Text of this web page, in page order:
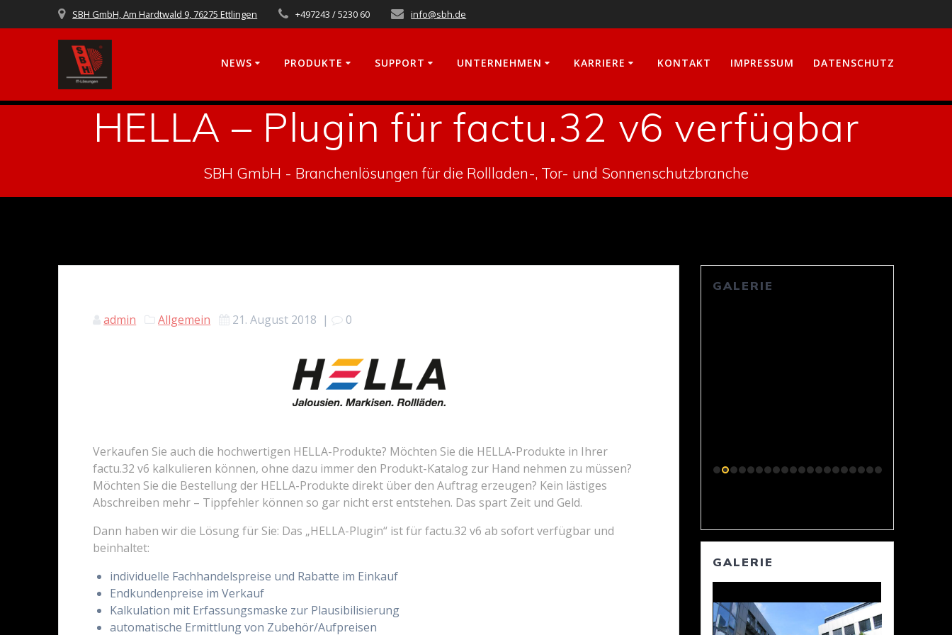
to
SBH GmbH, Am Hardtwald 9, 76275 Ettlingen +497243 / 5230 60 info@sbh.de
NEWS PRODUKTE SUPPORT UNTERNEHMEN KARRIERE KONTAKT IMPRESSUM DATENSCHUTZ
HELLA – Plugin für factu.32 v6 verfügbar
SBH GmbH - Branchenlösungen für die Rollladen-, Tor- und Sonnenschutzbranche
admin Allgemein 21. August 2018 | 0
Verkaufen Sie auch die hochwertigen HELLA-Produkte? Möchten Sie die HELLA-Produkte in Ihrer
factu.32 v6 kalkulieren können, ohne dazu immer den Produkt-Katalog zur Hand nehmen zu müssen?
Möchten Sie die Bestellung der HELLA-Produkte direkt über den Auftrag erzeugen? Kein lästiges
Abschreiben mehr – Tippfehler können so gar nicht erst entstehen. Das spart Zeit und Geld.
Dann haben wir die Lösung für Sie: Das „HELLA-Plugin“ ist für factu.32 v6 ab sofort verfügbar und
beinhaltet:
individuelle Fachhandelspreise und Rabatte im Einkauf
Endkundenpreise im Verkauf
Kalkulation mit Erfassungsmaske zur Plausibilisierung
automatische Ermittlung von Zubehör/Aufpreisen
GALERIE
GALERIE